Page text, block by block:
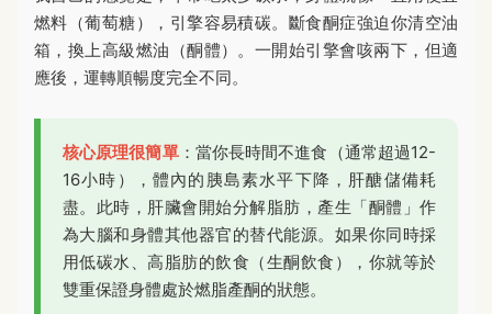
燃料（葡萄糖），引擎容易積碳。斷食酮症強迫你清空油
箱，換上高級燃油（酮體）。一開始引擎會咳兩下，但適
應後，運轉順暢度完全不同。
核心原理很簡單：當你長時間不進食（通常超過12-
16小時），體內的胰島素水平下降，肝醣儲備耗
盡。此時，肝臟會開始分解脂肪，產生「酮體」作
為大腦和身體其他器官的替代能源。如果你同時採
用低碳水、高脂肪的飲食（生酮飲食），你就等於
雙重保證身體處於燃脂產酮的狀態。